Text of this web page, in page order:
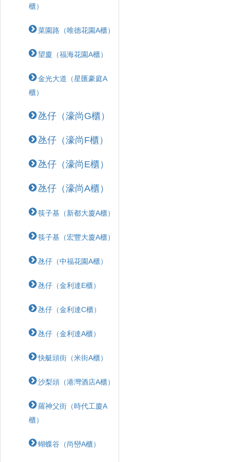
櫃）
菜園路（唯德花園A櫃）
望廈（福海花園A櫃）
金光大道（星匯豪庭A
櫃）
氹仔（濠尚G櫃）
氹仔（濠尚F櫃）
氹仔（濠尚E櫃）
氹仔（濠尚A櫃）
筷子基（新都大廈A櫃）
筷子基（宏豐大廈A櫃）
氹仔（中福花園A櫃）
氹仔（金利達E櫃）
氹仔（金利達C櫃）
氹仔（金利達A櫃）
快艇頭街（米街A櫃）
沙梨頭（港灣酒店A櫃）
羅神父街（時代工廈A
櫃）
蝴蝶⾕（尚巒A櫃）